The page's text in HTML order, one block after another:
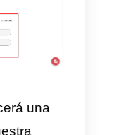
Integra debes
cortos.